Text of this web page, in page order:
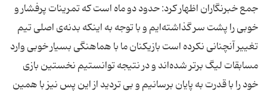
جمع خبرنگاران اظهار كرد: ‌حدود دو ماه است كه تمرینات پرفشار و
خوبی را پشت سر گذاشته‌ایم و با توجه به اینكه بدنه‌ی اصلی تیم
تغییر آنچنانی نكرده است بازیكنان ما با هماهنگی بسیار خوبی وارد
مسابقات لیگ برتر شده‌اند و در نتیجه توانستیم نخستین بازی
خود را با قدرت به پایان برسانیم و بی تردید از این پس نیز با همین